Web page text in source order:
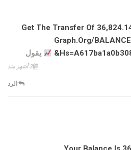
Graph.org/
يقول
3 أشهر منذ
الرد